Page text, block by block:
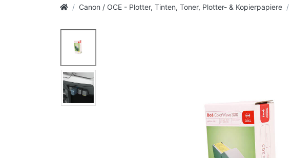
Canon / OCE - Plotter, Tinten, Toner, Plotter- & Kopierpapiere